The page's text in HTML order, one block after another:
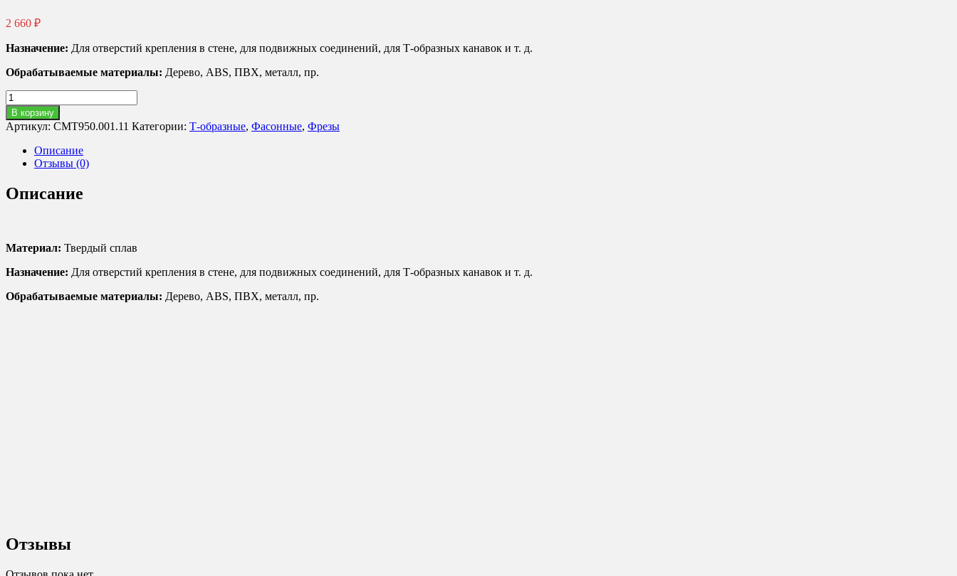
2 660 ₽
Назначение: Для отверстий крепления в стене, для подвижных соединений, для Т-образных канавок и т. д.
Обрабатываемые материалы: Дерево, ABS, ПВХ, металл, пр.
Количество
товара
Фрез
T-
образная
CMT950.001.11
D=11
I=11)
В корзину
Артикул: CMT950.001.11 Категории: Т-образные, Фасонные, Фрезы
Описание
Отзывы (0)
Описание
Материал: Твердый сплав
Назначение: Для отверстий крепления в стене, для подвижных соединений, для Т-образных канавок и т. д.
Обрабатываемые материалы: Дерево, ABS, ПВХ, металл, пр.
Отзывы